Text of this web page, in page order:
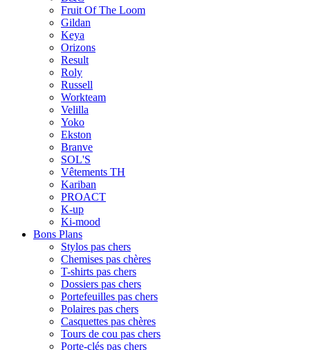
Fruit Of The Loom
Gildan
Keya
Orizons
Result
Roly
Russell
Workteam
Velilla
Yoko
Ekston
Branve
SOL'S
Vêtements TH
Kariban
PROACT
K-up
Ki-mood
Bons Plans
Stylos pas chers
Chemises pas chères
T-shirts pas chers
Dossiers pas chers
Portefeuilles pas chers
Polaires pas chers
Casquettes pas chères
Tours de cou pas chers
Porte-clés pas chers